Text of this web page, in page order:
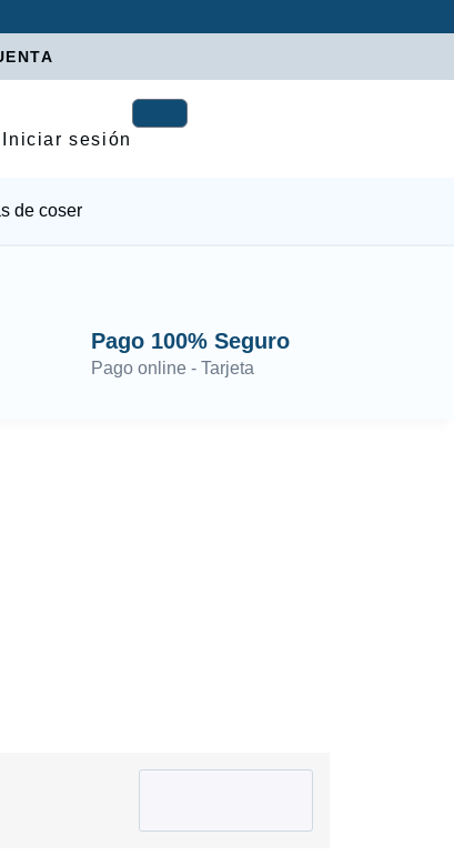
Iniciar sesión
de coser
Pago 100% Seguro
Pago online - Tarjeta